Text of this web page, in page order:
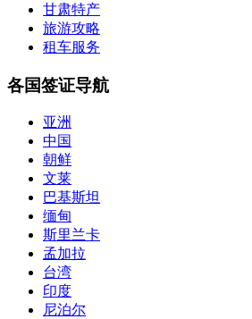
甘肃特产
旅游攻略
租车服务
各国签证导航
亚洲
中国
朝鲜
文莱
巴基斯坦
缅甸
斯里兰卡
孟加拉
台湾
印度
尼泊尔